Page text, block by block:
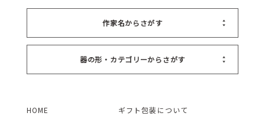
作家名からさがす
器の形・カテゴリーからさがす
HOME
ギフト包装について